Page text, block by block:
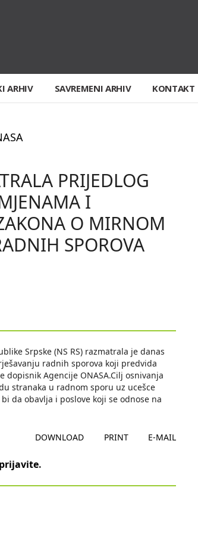
ARHIV SAVREMENI ARHIV KONTAKT
PRIJEDLOG
I
O MIRNOM
SPOROVA
Srpske (NS RS) razmatrala je danas
radnih sporova koji predvida
Agencije ONASA.Cilj osnivanja
stranaka u radnom sporu uz ucešce
da obavlja i poslove koji se odnose na
DOWNLOAD PRINT E-MAIL
prijavite.